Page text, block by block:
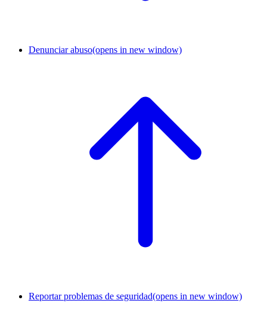
Denunciar abuso(opens in new window)
Reportar problemas de seguridad(opens in new window)